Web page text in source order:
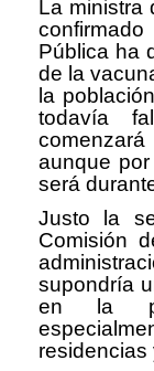
La ministra
Pública ha
de la
la
todavía
aunque
será
Justo la
Comisión
supondría
en la
residencias